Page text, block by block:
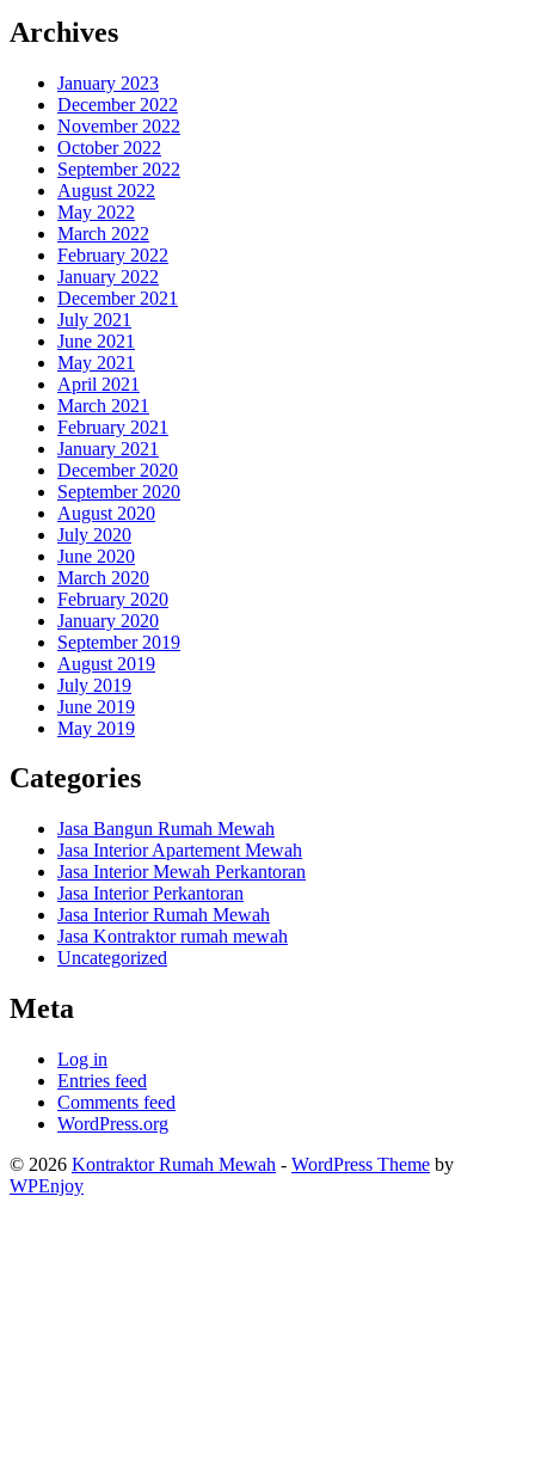
Archives
January 2023
December 2022
November 2022
October 2022
September 2022
August 2022
May 2022
March 2022
February 2022
January 2022
December 2021
July 2021
June 2021
May 2021
April 2021
March 2021
February 2021
January 2021
December 2020
September 2020
August 2020
July 2020
June 2020
March 2020
February 2020
January 2020
September 2019
August 2019
July 2019
June 2019
May 2019
Categories
Jasa Bangun Rumah Mewah
Jasa Interior Apartement Mewah
Jasa Interior Mewah Perkantoran
Jasa Interior Perkantoran
Jasa Interior Rumah Mewah
Jasa Kontraktor rumah mewah
Uncategorized
Meta
Log in
Entries feed
Comments feed
WordPress.org
© 2026 Kontraktor Rumah Mewah - WordPress Theme by
WPEnjoy